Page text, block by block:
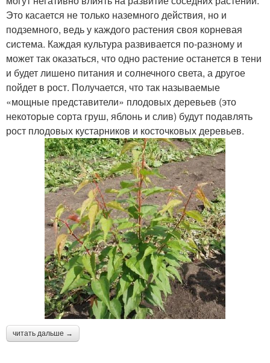
Это касается не только наземного действия, но и
подземного, ведь у каждого растения своя корневая
система. Каждая культура развивается по-разному и
может так оказаться, что одно растение останется в тени
и будет лишено питания и солнечного света, а другое
пойдет в рост. Получается, что так называемые
«мощные представители» плодовых деревьев (это
некоторые сорта груш, яблонь и слив) будут подавлять
рост плодовых кустарников и косточковых деревьев.
читать дальше →